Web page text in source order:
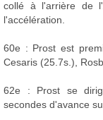
collé à l'arrière de
l'accélération.
60e : Prost est
Cesaris (25.7s.),
62e : Prost se
secondes d'avance